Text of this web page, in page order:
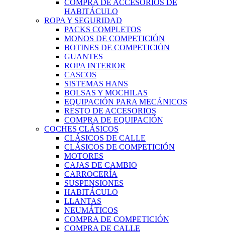
COMPRA DE ACCESORIOS DE
HABITÁCULO
ROPA Y SEGURIDAD
PACKS COMPLETOS
MONOS DE COMPETICIÓN
BOTINES DE COMPETICIÓN
GUANTES
ROPA INTERIOR
CASCOS
SISTEMAS HANS
BOLSAS Y MOCHILAS
EQUIPACIÓN PARA MECÁNICOS
RESTO DE ACCESORIOS
COMPRA DE EQUIPACIÓN
COCHES CLÁSICOS
CLÁSICOS DE CALLE
CLÁSICOS DE COMPETICIÓN
MOTORES
CAJAS DE CAMBIO
CARROCERÍA
SUSPENSIONES
HABITÁCULO
LLANTAS
NEUMÁTICOS
COMPRA DE COMPETICIÓN
COMPRA DE CALLE